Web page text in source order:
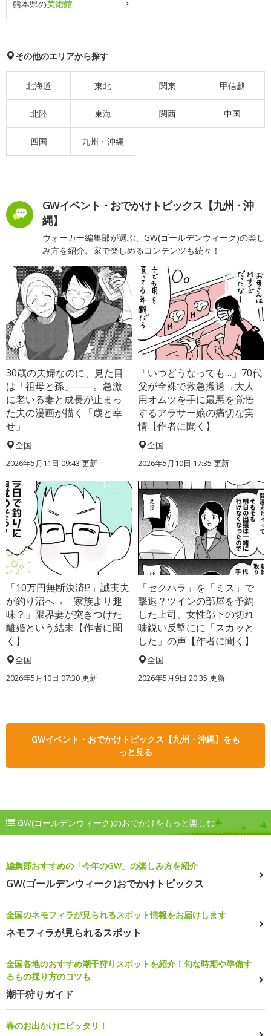
熊本県の美術館
その他のエリアから探す
北海道 東北 関東 甲信越
北陸 東海 関西 中国
四国 九州・沖縄
GWイベント・おでかけトピックス【九州・沖
縄】
ウォーカー編集部が選ぶ、GW(ゴールデンウィーク)の楽し
み方を紹介。家で楽しめるコンテンツも続々！
30歳の夫婦なのに、見た目
は「祖母と孫」――。急激
に老いる妻と成長が止まっ
た夫の漫画が描く「歳と幸
せ」
全国
2026年5月11日 09:43 更新
「いつどうなっても…」70代
父が全裸で救急搬送→大人
用オムツを手に最悪を覚悟
するアラサー娘の痛切な実
情【作者に聞く】
全国
2026年5月10日 17:35 更新
「10万円無断決済!?」誠実夫
が釣り沼へ→「家族より趣
味？」限界妻が突きつけた
離婚という結末【作者に聞
く】
全国
2026年5月10日 07:30 更新
「セクハラ」を「ミス」で
撃退？ツインの部屋を予約
した上司、女性部下の切れ
味鋭い反撃にに「スカッと
した」の声【作者に聞く】
全国
2026年5月9日 20:35 更新
GWイベント・おでかけトピックス【九州・沖縄】をも
っと見る
GW(ゴールデンウィーク)のおでかけをもっと楽しむ
編集部おすすめの「今年のGW」の楽しみ方を紹介
GW(ゴールデンウィーク)おでかけトピックス
全国のネモフィラが見られるスポット情報をお届けします
ネモフィラが見られるスポット
全国各地のおすすめ潮干狩りスポットを紹介！旬な時期や準備す
るもの採り方のコツも
潮干狩りガイド
春のお出かけにピッタリ！